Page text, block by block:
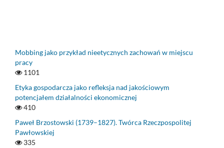
Mobbing jako przykład nieetycznych zachowań w miejscu
pracy
1101
Etyka gospodarcza jako refleksja nad jakościowym
potencjałem działalności ekonomicznej
410
Paweł Brzostowski (1739–1827). Twórca Rzeczpospolitej
Pawłowskiej
335